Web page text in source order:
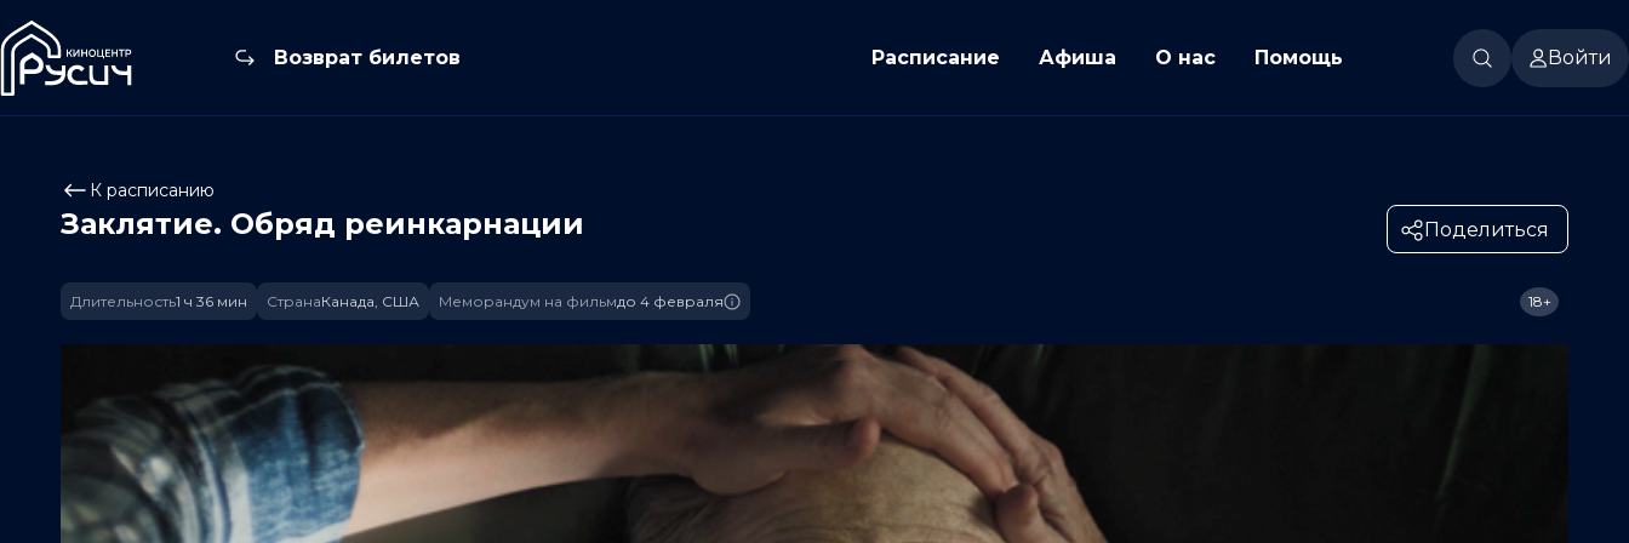
Возврат билетов Расписание Афиша О нас Помощь Войти
К расписанию
Заклятие. Обряд реинкарнации Поделиться
Длительность1 ч 36 мин СтранаКанада, США Меморандум на фильмдо 4 февраля 18+